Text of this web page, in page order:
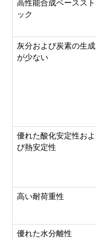
高性能合成ベーススト
ック
灰分および炭素の生成
が少ない
優れた酸化安定性およ
び熱安定性
高い耐荷重性
優れた水分離性